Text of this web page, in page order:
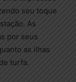
seu toque
As
por seus
as ilhas
turfa.